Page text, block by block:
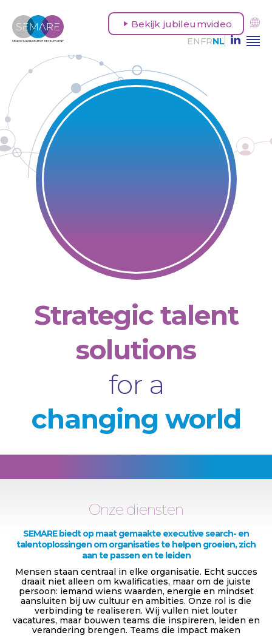
Bekijk jubileumvideo
EN FRNL
Strategic talent
solutions
for a
changing world
Onze diensten
SEMARE biedt op maat gemaakte executive search- en
talentoplossingen om organisaties te helpen groeien, zich
aan te passen en te leiden
Mensen staan centraal in elke organisatie. Echt succes
draait niet alleen om kwalificaties, maar om de juiste
persoon: iemand wiens waarden, energie en mindset
aansluiten bij uw cultuur en ambities. Onze rol is die
verbinding te realiseren. Wij vullen niet louter
vacatures, maar bouwen teams die inspireren, leiden en
verandering brengen. Teams die impact maken